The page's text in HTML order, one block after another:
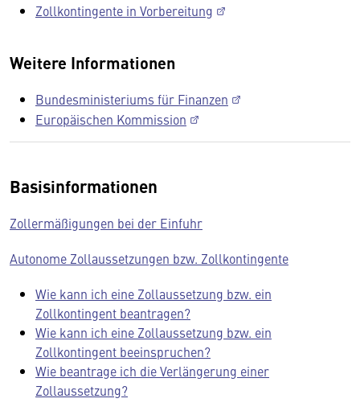
Zollkontingente in Vorbereitung
Weitere Informationen
Bundesministeriums für Finanzen
Europäischen Kommission
Basisinformationen
Zollermäßigungen bei der Einfuhr
Autonome Zollaussetzungen bzw. Zollkontingente
Wie kann ich eine Zollaussetzung bzw. ein
Zollkontingent beantragen?
Wie kann ich eine Zollaussetzung bzw. ein
Zollkontingent beeinspruchen?
Wie beantrage ich die Verlängerung einer
Zollaussetzung?